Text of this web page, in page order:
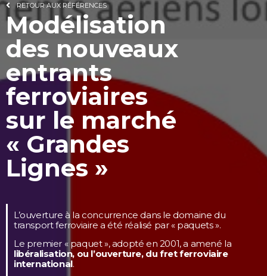
RETOUR AUX RÉFÉRENCES
Modélisation
des nouveaux
entrants
ferroviaires
sur le marché
« Grandes
Lignes »
L’ouverture à la concurrence dans le domaine du
transport ferroviaire a été réalisé par « paquets ».
Le premier « paquet », adopté en 2001, a amené la
libéralisation, ou l’ouverture, du fret ferroviaire
international.